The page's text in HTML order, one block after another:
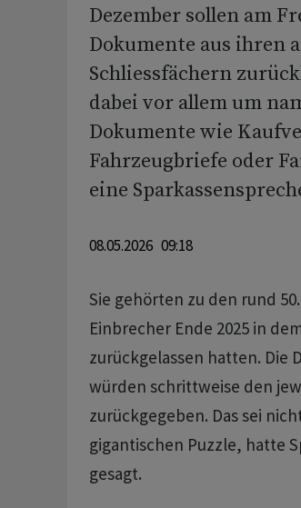
Dezember sollen am
Dokumente aus ihren
Schliessfächern
dabei vor allem um
Dokumente wie
Fahrzeugbriefe oder
eine
08.05.2026 09:18
Sie gehörten zu den rund
Einbrecher Ende 2025 in
zurückgelassen hatten. Die
würden schrittweise den
zurückgegeben. Das sei
gigantischen Puzzle, hatte
gesagt.